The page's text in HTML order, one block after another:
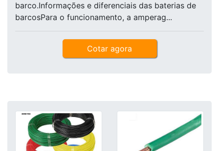
barco.Informações e diferenciais das baterias de
barcosPara o funcionamento, a amperag...
Cotar agora